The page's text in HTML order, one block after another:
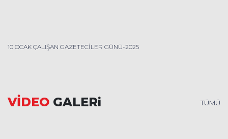
10 OCAK ÇALIŞAN GAZETECİLER GÜNÜ-2025
VİDEO GALERi TÜMÜ